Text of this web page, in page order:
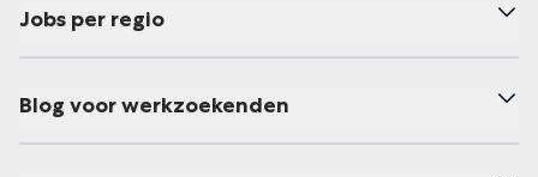
Jobs per regio
Blog voor werkzoekenden